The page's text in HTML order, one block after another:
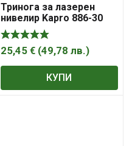
Тринога за лазерен
нивелир Kapro 886-30
Extendable Mounting
Pole
25,45€ (49,78лв.)
КУПИ